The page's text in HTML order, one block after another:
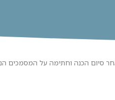
סיום הכנה וחתימה על המסמכים